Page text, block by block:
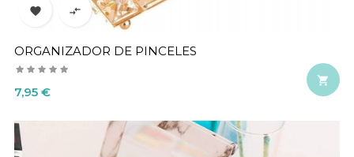
 
ORGANIZADOR DE PINCELES
Precio
7,95 €
